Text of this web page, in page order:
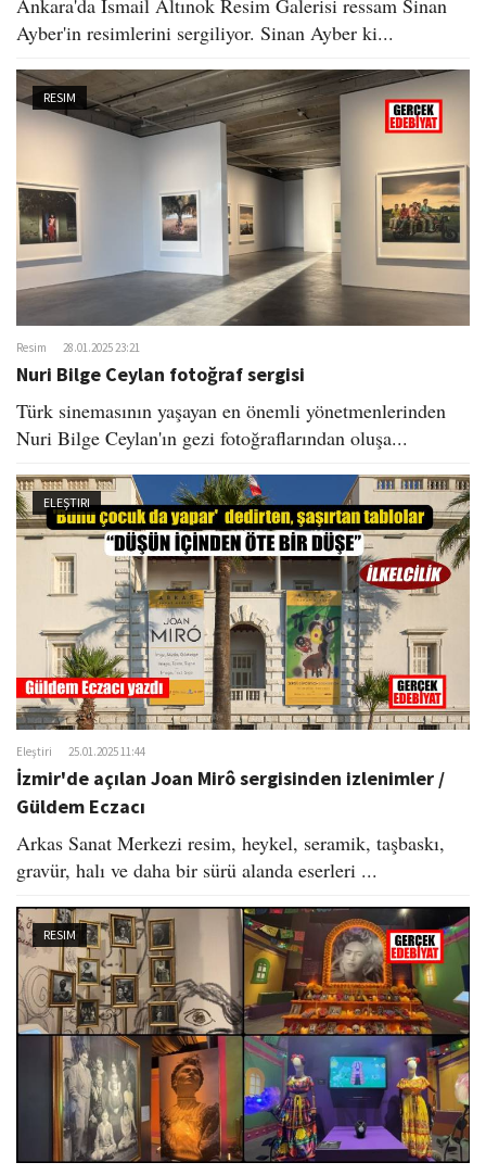
Ankara'da İsmail Altınok Resim Galerisi ressam Sinan
Ayber'in resimlerini sergiliyor. Sinan Ayber ki...
RESIM
Resim 28.01.2025 23:21
Nuri Bilge Ceylan fotoğraf sergisi
Türk sinemasının yaşayan en önemli yönetmenlerinden
Nuri Bilge Ceylan'ın gezi fotoğraflarından oluşa...
ELEŞTIRI
Eleştiri 25.01.2025 11:44
İzmir'de açılan Joan Mirô sergisinden izlenimler /
Güldem Eczacı
Arkas Sanat Merkezi resim, heykel, seramik, taşbaskı,
gravür, halı ve daha bir sürü alanda eserleri ...
RESIM